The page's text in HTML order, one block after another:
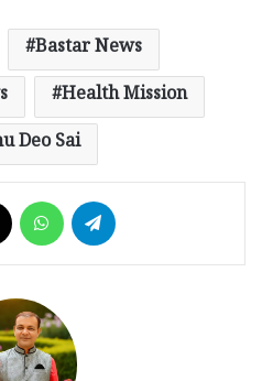
Bastar News
Health Mission
Deo Sai
WhatsApp